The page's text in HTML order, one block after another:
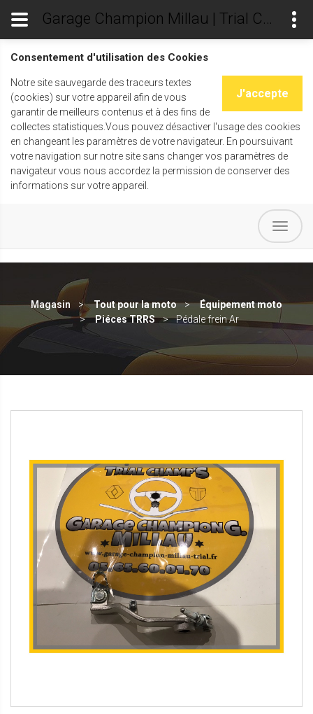
Consentement d'utilisation des Cookies
J'accepte
Notre site sauvegarde des traceurs textes
(cookies) sur votre appareil afin de vous
garantir de meilleurs contenus et à des fins de
collectes statistiques.Vous pouvez désactiver l'usage des cookies
en changeant les paramètres de votre navigateur. En poursuivant
votre navigation sur notre site sans changer vos paramètres de
navigateur vous nous accordez la permission de conserver des
informations sur votre appareil.
Garage Champion Millau | Trial Champ's
Magasin Tout pour la moto
Équipement moto
Piéces TRRS
Pédale frein Ar